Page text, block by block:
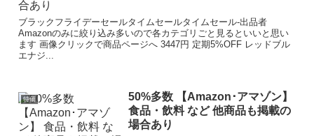
ブラックフライデーセールタイムセールタイムセール-出品者
Amazonのみに絞り込み多いので各カテゴリごと見るといいと思い
ます 画像クリックで商品ページへ 3447円 定期5%OFF レッドブル
エナジ...
特価
50%多数 【Amazon･アマゾン】
食品・飲料 など 他商品も掲載の
場合あり